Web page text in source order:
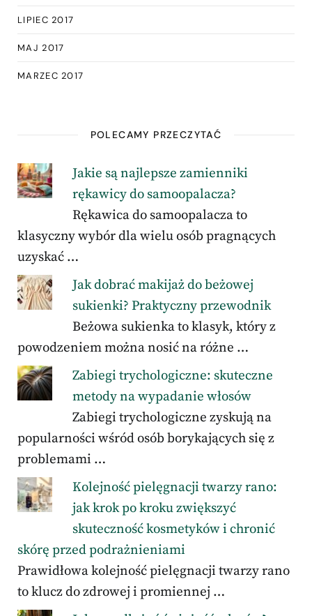
LIPIEC 2017
MAJ 2017
MARZEC 2017
POLECAMY PRZECZYTAĆ
Jakie są najlepsze zamienniki
rękawicy do samoopalacza?
Rękawica do samoopalacza to
klasyczny wybór dla wielu osób pragnących
uzyskać …
Jak dobrać makijaż do beżowej
sukienki? Praktyczny przewodnik
Beżowa sukienka to klasyk, który z
powodzeniem można nosić na różne …
Zabiegi trychologiczne: skuteczne
metody na wypadanie włosów
Zabiegi trychologiczne zyskują na
popularności wśród osób borykających się z
problemami …
Kolejność pielęgnacji twarzy rano:
jak krok po kroku zwiększyć
skuteczność kosmetyków i chronić
skórę przed podrażnieniami
Prawidłowa kolejność pielęgnacji twarzy rano
to klucz do zdrowej i promiennej …